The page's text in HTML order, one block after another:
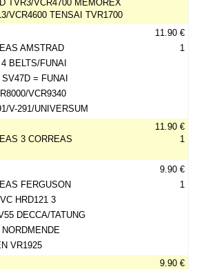
TVR3/VCR4700 MEMOREX
VCR4600 TENSAI TVR1700
AMSTRAD
BELTS/FUNAI
= FUNAI
VCR9340
V-291/UNIVERSUM
11.90 €
1
3 CORREAS
11.90 €
1
FERGUSON
HRD121 3
DECCA/TATUNG
VR1925
9.90 €
1
9.90 €